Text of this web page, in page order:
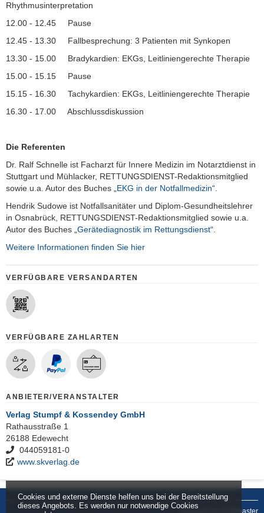
Rhythmusinterpretation
12.00 - 12.45 Pause
12.45 - 13.30 Fallbesprechung: 3 Patienten mit Synkopen
13.30 - 15.00 Bradykardien: EKGs, Leitliniengerechte Therapie
15.00 - 15.15 Pause
15.15 - 16.30 Tachykardien: EKGs, Leitliniengerechte Therapie
16.30 - 17.00 Abschlussdiskussion
Die Referenten
Dr. Ralf Schnelle ist Facharzt für Innere Medizin im Notarztdienst in
Stuttgart und Mühlacker, RETTUNGSDIENST-Redaktionsmitglied
sowie u.a. Autor des Buches „ EKG in der Notfallmedizin“.
Hendrik Sudowe ist Notfallsanitäter und Diplom-Gesundheitslehrer
in Osnabrück, RETTUNGSDIENST-Redaktionsmitglied sowie u.a.
Autor des Buches „ Gerätediagnostik im Rettungsdienst“.
Weitere Informationen finden Sie hier
VERFÜGBARE VERSANDARTEN
VERFÜGBARE ZAHLARTEN
ANBIETER/VERANSTALTER
Verlag Stumpf & Kossendey GmbH
Rathausstraße 1
26188 Edewecht
044059181-0
www.skverlag.de
powered by tickettoaster
Cookies und externe Dienste helfen uns bei der Bereitstellung
dieses Angebots. Es werden nur notwendige Cookies